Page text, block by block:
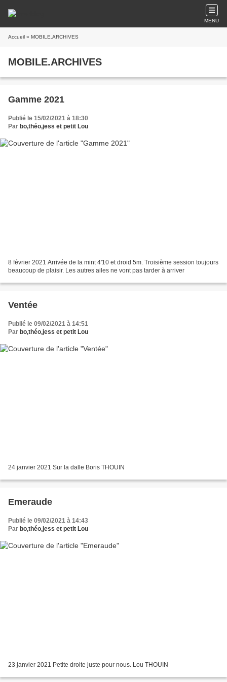
MENU
Accueil » MOBILE.ARCHIVES
MOBILE.ARCHIVES
Gamme 2021
Publié le 15/02/2021 à 18:30
Par bo,théo,jess et petit Lou
8 février 2021 Arrivée de la mint 4'10 et droid 5m. Troisième session toujours
beaucoup de plaisir. Les autres ailes ne vont pas tarder à arriver
Ventée
Publié le 09/02/2021 à 14:51
Par bo,théo,jess et petit Lou
24 janvier 2021 Sur la dalle Boris THOUIN
Emeraude
Publié le 09/02/2021 à 14:43
Par bo,théo,jess et petit Lou
23 janvier 2021 Petite droite juste pour nous. Lou THOUIN